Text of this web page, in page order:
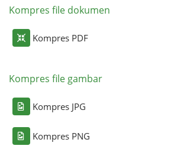
Kompres file dokumen
Kompres PDF
Kompres file gambar
Kompres JPG
Kompres PNG